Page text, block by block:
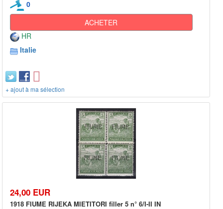
0
ACHETER
HR
Italie
+ ajout à ma sélection
24,00 EUR
1918 FIUME RIJEKA MIETITORI filler 5 n° 6/I-II IN